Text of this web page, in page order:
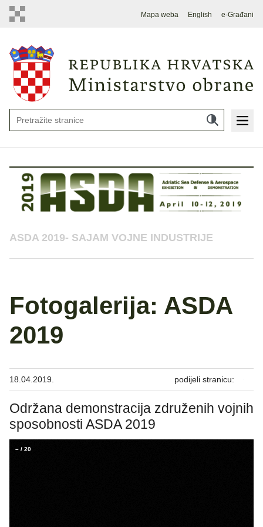
Mapa weba English e-Građani
ASDA 2019- SAJAM VOJNE INDUSTRIJE
Fotogalerija: ASDA
2019
18.04.2019. podijeli stranicu:
Održana demonstracija združenih vojnih
sposobnosti ASDA 2019
– / 20